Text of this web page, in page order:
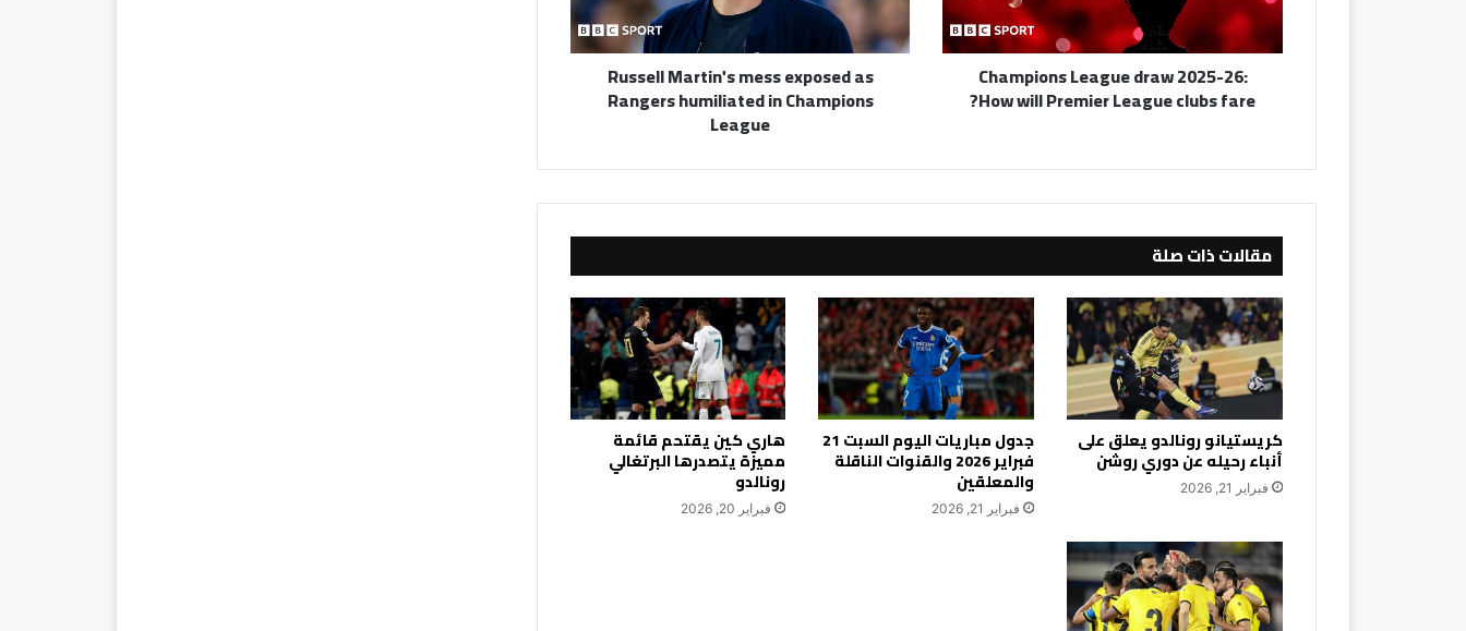
will
Premier
League
Champions League draw 2025-26:
How will Premier League clubs fare?
humiliated
in
Champions
League
Russell Martin's mess exposed as
Rangers humiliated in Champions
League
مقالات ذات صلة
كريستيانو رونالدو يعلق على
أنباء رحيله عن دوري روشن
فبراير 21, 2026
جدول مباريات اليوم السبت 21
فبراير 2026 والقنوات الناقلة
والمعلقين
فبراير 21, 2026
هاري كين يقتحم قائمة
مميزة يتصدرها البرتغالي
رونالدو
فبراير 20, 2026